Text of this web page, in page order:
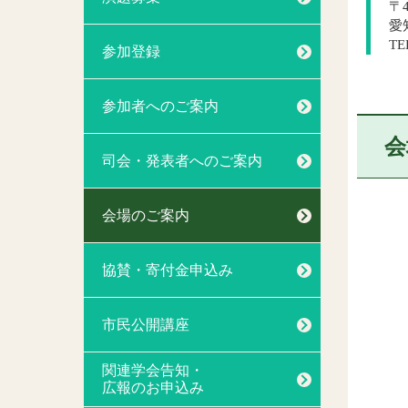
参加登録
参加者へのご案内
司会・発表者へのご案内
会場のご案内
協賛・寄付金申込み
市民公開講座
関連学会告知・
広報のお申込み
〒
愛